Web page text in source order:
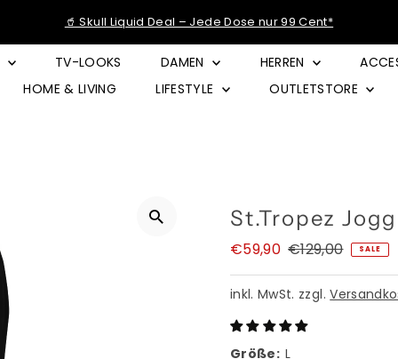
🥤 Skull Liquid Deal – Jede Dose nur 99 Cent*
TV-LOOKS DAMEN HERREN
HOME & LIVING
LIFESTYLE OUTLETSTORE
St.Tropez
Angebotspreis
€59,90 Regulärer
€129,00 SALE
inkl. MwSt. zzgl.
Größe: L